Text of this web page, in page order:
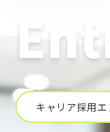
キャリア採用